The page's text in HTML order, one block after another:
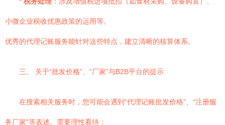
小微企业税收优惠政策的运用等。
优秀的代理记账服务能针对这些特点，建立清晰的核算体系。
三、 关于“批发价格”、“厂家”与B2B平台的提示
在搜索相关服务时，您可能会遇到“代理记账批发价格”、“注册服
务厂家”等表述。需要理性看待：